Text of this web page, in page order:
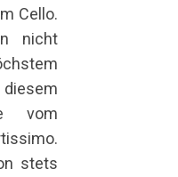
Cello.
nicht
vom
stets